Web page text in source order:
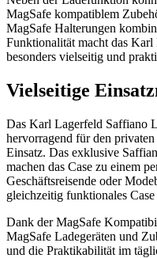
MagSafe kompatiblem
MagSafe Halterungen
Funktionalität macht das
besonders vielseitig und
Vielseitige
Das Karl Lagerfeld Saffiano
hervorragend für den
Einsatz. Das exklusive
machen das Case zu einem
Geschäftsreisende oder
gleichzeitig funktionales Case
Dank der MagSafe
MagSafe Ladegeräten und
und die Praktikabilität im